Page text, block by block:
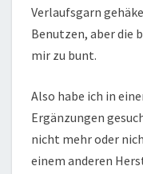
Verlaufsgarn
Benutzen, aber die
mir zu bunt.
Also habe ich in
Ergänzungen
nicht mehr oder
einem anderen